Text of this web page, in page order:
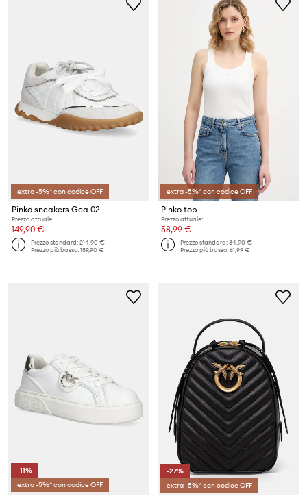
extra -5%* con codice OFF
Pinko sneakers Gea 02
Prezzo attuale:
149,90 €
Prezzo standard:214,90 €
Prezzo più basso:159,90 €
extra -5%* con codice OFF
Pinko top
Prezzo attuale:
58,99 €
Prezzo standard:84,90 €
Prezzo più basso:61,99 €
-11%
extra -5%* con codice OFF
-27%
extra -5%* con codice OFF